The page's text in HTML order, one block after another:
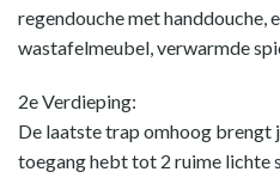
regendouche met handdouche,
wastafelmeubel, verwarmde
2e Verdieping:
De laatste trap omhoog brengt
toegang hebt tot 2 ruime lichte